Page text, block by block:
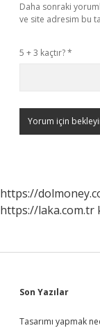
Daha sonraki
ve site adresim bu
5 + 3 kaçtır?*
https://
https://laka.com.tr
Sidebar
Son Yazılar
Tasarımı yapmak